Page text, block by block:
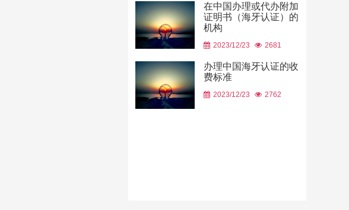
在中国办理或代办附加
证明书（海牙认证）的
机构
2023/12/23 2681
办理中国海牙认证的收
费标准
2023/12/23 2762